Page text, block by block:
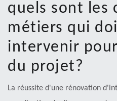
quels sont les
métiers qui
intervenir
du projet?
La réussite d'une rénovation